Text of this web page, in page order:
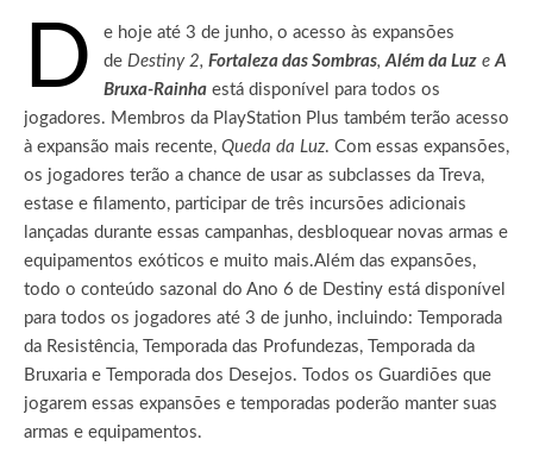
D
e hoje até 3 de junho, o acesso às expansões
de Destiny 2, Fortaleza das Sombras,Além da Luz eA
Bruxa-Rainha está disponível para todos os
jogadores. Membros da PlayStation Plus também terão acesso
à expansão mais recente, Queda da Luz. Com essas expansões,
os jogadores terão a chance de usar as subclasses da Treva,
estase e filamento, participar de três incursões adicionais
lançadas durante essas campanhas, desbloquear novas armas e
equipamentos exóticos e muito mais.Além das expansões,
todo o conteúdo sazonal do Ano 6 de Destiny está disponível
para todos os jogadores até 3 de junho, incluindo: Temporada
da Resistência, Temporada das Profundezas, Temporada da
Bruxaria e Temporada dos Desejos. Todos os Guardiões que
jogarem essas expansões e temporadas poderão manter suas
armas e equipamentos.